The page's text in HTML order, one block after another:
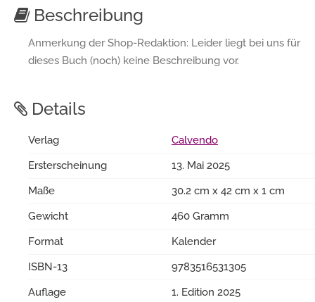
Beschreibung
Anmerkung der Shop-Redaktion: Leider liegt bei uns für
dieses Buch (noch) keine Beschreibung vor.
Details
Verlag
Calvendo
Ersterscheinung
13. Mai 2025
Maße
30.2 cm x 42 cm x 1 cm
Gewicht
460 Gramm
Format
Kalender
ISBN-13
9783516531305
Auflage
1. Edition 2025